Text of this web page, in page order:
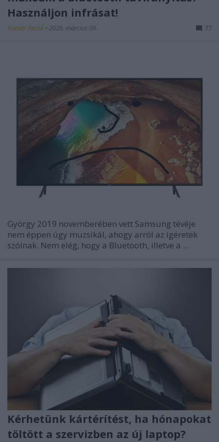
Használjon infrásat!
Homár Rezső • 2020. március 09. 77
György 2019 novemberében vett Samsung tévéje
nem éppen úgy muzsikál, ahogy arról az ígéretek
szólnak. Nem elég, hogy a Bluetooth, illetve a ...
Kérhetünk kártérítést, ha hónapokat
töltött a szervizben az új laptop?